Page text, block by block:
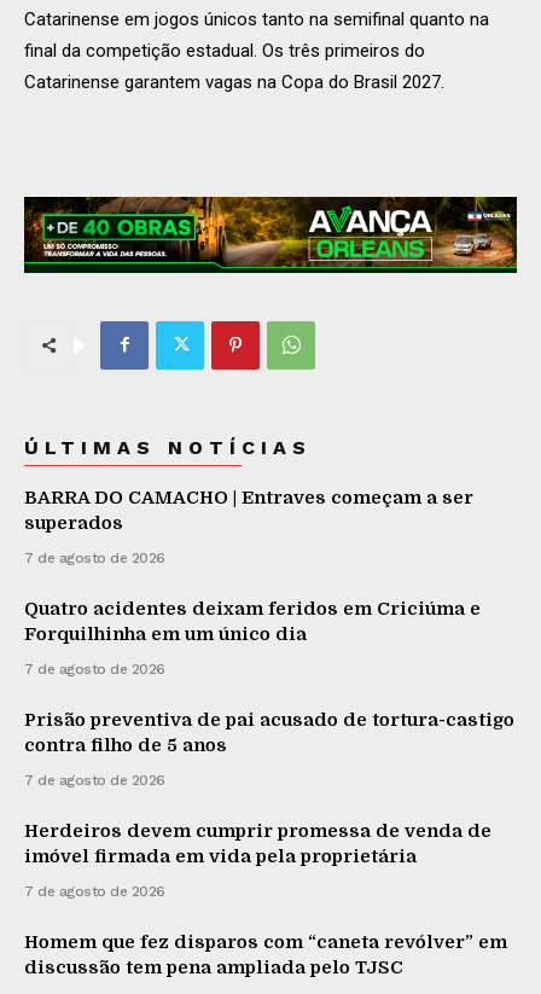
Catarinense em jogos únicos tanto na semifinal quanto na
final da competição estadual. Os três primeiros do
Catarinense garantem vagas na Copa do Brasil 2027.
ÚLTIMAS NOTÍCIAS
BARRA DO CAMACHO | Entraves começam a ser
superados
7 de agosto de 2026
Quatro acidentes deixam feridos em Criciúma e
Forquilhinha em um único dia
7 de agosto de 2026
Prisão preventiva de pai acusado de tortura-castigo
contra filho de 5 anos
7 de agosto de 2026
Herdeiros devem cumprir promessa de venda de
imóvel firmada em vida pela proprietária
7 de agosto de 2026
Homem que fez disparos com “caneta revólver” em
discussão tem pena ampliada pelo TJSC